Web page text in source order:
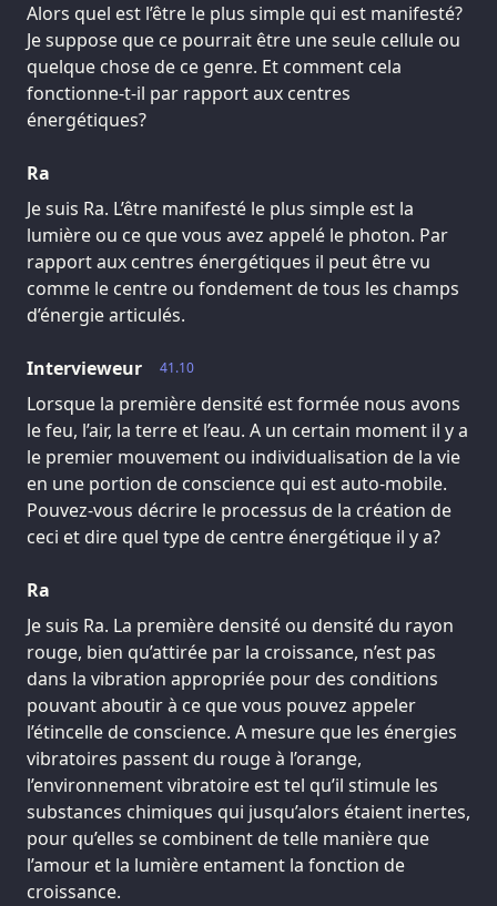
Alors quel est l’être le plus simple qui est manifesté?
Je suppose que ce pourrait être une seule cellule ou
quelque chose de ce genre. Et comment cela
fonctionne-t-il par rapport aux centres
énergétiques?
Ra
Je suis Ra. L’être manifesté le plus simple est la
lumière ou ce que vous avez appelé le photon. Par
rapport aux centres énergétiques il peut être vu
comme le centre ou fondement de tous les champs
d’énergie articulés.
41.10
Intervieweur
Lorsque la première densité est formée nous avons
le feu, l’air, la terre et l’eau. A un certain moment il y a
le premier mouvement ou individualisation de la vie
en une portion de conscience qui est auto-mobile.
Pouvez-vous décrire le processus de la création de
ceci et dire quel type de centre énergétique il y a?
Ra
Je suis Ra. La première densité ou densité du rayon
rouge, bien qu’attirée par la croissance, n’est pas
dans la vibration appropriée pour des conditions
pouvant aboutir à ce que vous pouvez appeler
l’étincelle de conscience. A mesure que les énergies
vibratoires passent du rouge à l’orange,
l’environnement vibratoire est tel qu’il stimule les
substances chimiques qui jusqu’alors étaient inertes,
pour qu’elles se combinent de telle manière que
l’amour et la lumière entament la fonction de
croissance.